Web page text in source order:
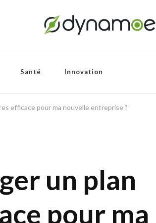
Santé Innovation
efficace pour ma nouvelle entreprise ?
un plan
pour ma